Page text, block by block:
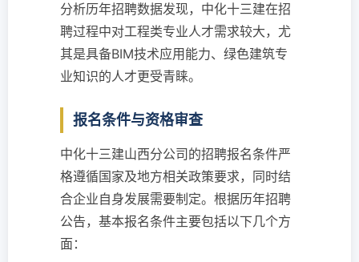
分析历年招聘数据发现，中化十三建在招
聘过程中对工程类专业人才需求较大，尤
其是具备BIM技术应用能力、绿色建筑专
业知识的人才更受青睐。
报名条件与资格审查
中化十三建山西分公司的招聘报名条件严
格遵循国家及地方相关政策要求，同时结
合企业自身发展需要制定。根据历年招聘
公告，基本报名条件主要包括以下几个方
面：